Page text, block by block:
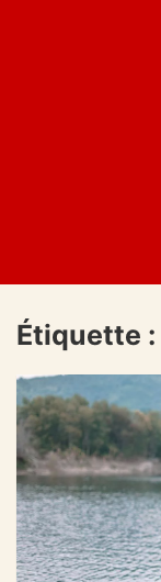
Étiquette :